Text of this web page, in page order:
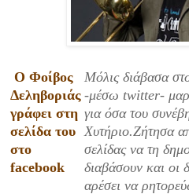
O Φοίβος
Δεληβοριάς
γράφει στη
σελίδα του
στο
facebook
Μόλις διάβασα
-μέσω twitter-
για όσα του
Χυτήριο.Ζήτησα
σελίδας να τη
διαβάσουν και οι
αρέσει να